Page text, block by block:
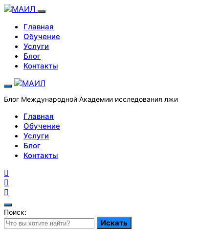
Главная
Обучение
Услуги
Блог
Контакты
Блог Международной Академии исследования лжи
Главная
Обучение
Услуги
Блог
Контакты
Поиск:
Искать